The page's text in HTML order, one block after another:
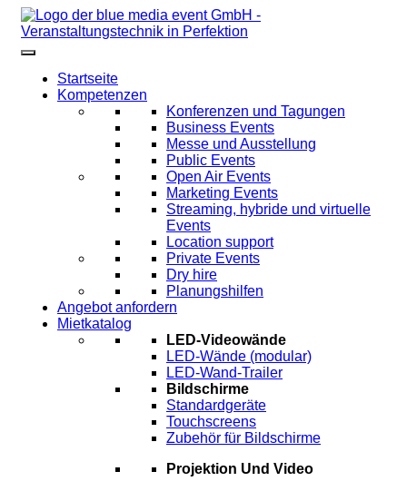
Startseite
Kompetenzen
Konferenzen und Tagungen
Business Events
Messe und Ausstellung
Public Events
Open Air Events
Marketing Events
Streaming, hybride und virtuelle
Events
Location support
Private Events
Dry hire
Planungshilfen
Angebot anfordern
Mietkatalog
LED-Videowände
LED-Wände (modular)
LED-Wand-Trailer
Bildschirme
Standardgeräte
Touchscreens
Zubehör für Bildschirme
Projektion Und Video